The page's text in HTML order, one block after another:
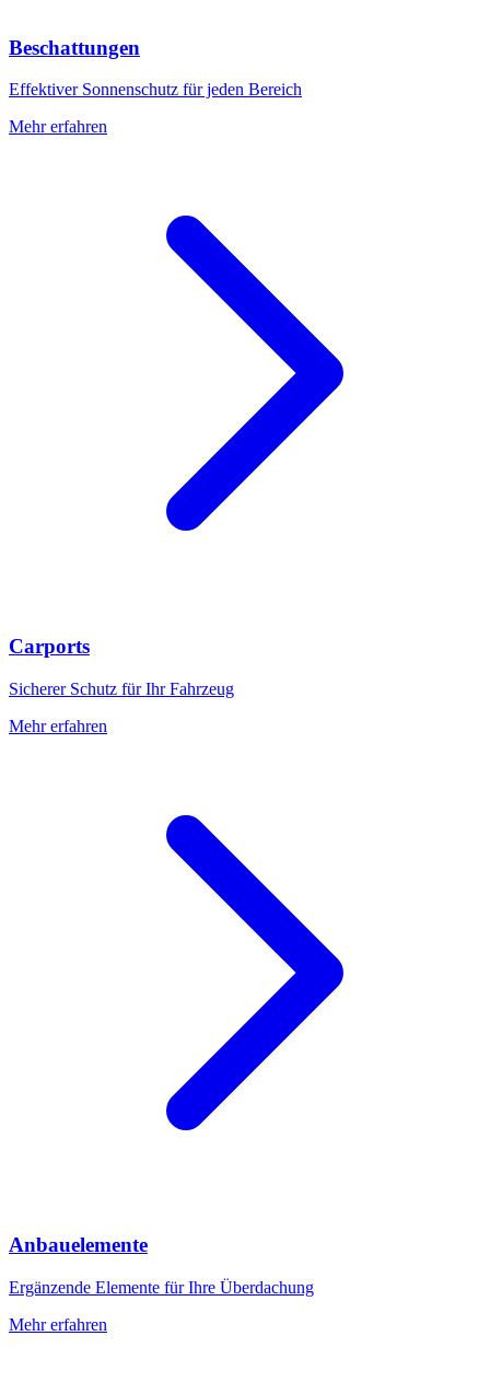
Beschattungen
Effektiver Sonnenschutz für jeden Bereich
Mehr erfahren
Carports
Sicherer Schutz für Ihr Fahrzeug
Mehr erfahren
Anbauelemente
Ergänzende Elemente für Ihre Überdachung
Mehr erfahren